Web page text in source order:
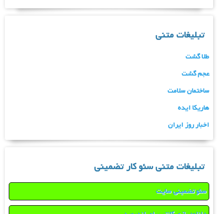
تبلیغات متنی
طلا گشت
عجم گشت
ساختمان سلامت
هاریکا ایده
اخبار روز ایران
تبلیغات متنی سئو کار تضمینی
سئو تضمینی سایت